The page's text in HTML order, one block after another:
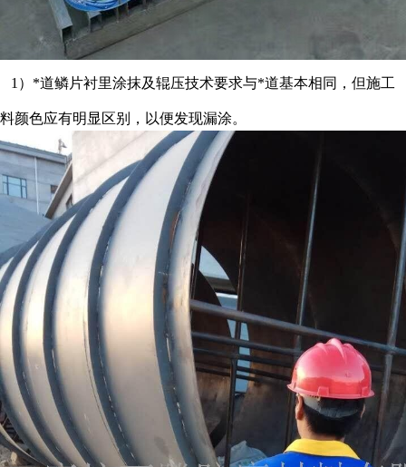
1）*道鳞片衬里涂抹及辊压技术要求与*道基本相同，但施工
料颜色应有明显区别，以便发现漏涂。